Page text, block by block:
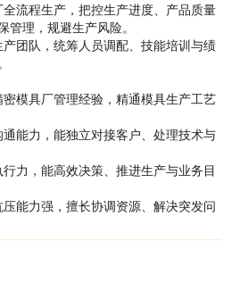
流程生产，把控生产进度、产品质量
管理，规避生产风险。
团队，统筹人员调配、技能培训与绩
模具厂管理经验，精通模具生产工艺
能力，能独立对接客户、处理技术与
力，能高效决策、推进生产与业务目
能力强，擅长协调资源、解决突发问